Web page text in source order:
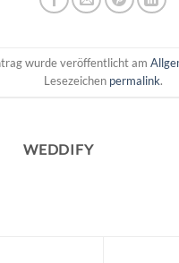
wurde veröffentlicht am
Lesezeichen permalink.
WEDDIFY